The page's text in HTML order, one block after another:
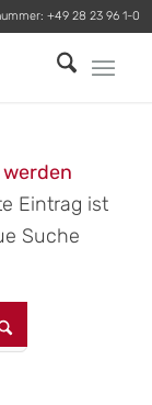
+49 28 23 96 1-0
Eintrag ist
Suche